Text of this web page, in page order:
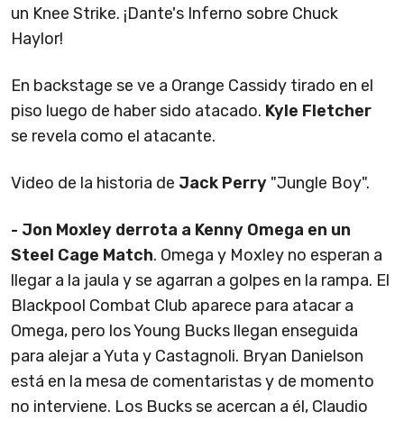
un Knee Strike. ¡Dante's Inferno sobre Chuck
Haylor!
En backstage se ve a Orange Cassidy tirado en el
piso luego de haber sido atacado. Kyle Fletcher
se revela como el atacante.
Video de la historia de Jack Perry "Jungle Boy".
- Jon Moxley derrota a Kenny Omega en un
Steel Cage Match. Omega y Moxley no esperan a
llegar a la jaula y se agarran a golpes en la rampa. El
Blackpool Combat Club aparece para atacar a
Omega, pero los Young Bucks llegan enseguida
para alejar a Yuta y Castagnoli. Bryan Danielson
está en la mesa de comentaristas y de momento
no interviene. Los Bucks se acercan a él, Claudio